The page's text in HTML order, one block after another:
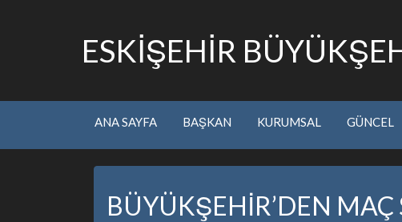
ESKİŞEHİR
ANA SAYFA BAŞKAN KURUMSAL GÜNCEL
BÜYÜKŞEHİR’DEN